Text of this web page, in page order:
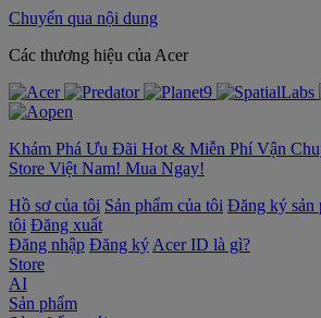
Chuyển qua nội dung
‌Các thương hiệu của Acer
Khám Phá Ưu Đãi Hot & Miễn Phí Vận
Store Việt Nam! Mua Ngay!
Hồ sơ của tôi Sản phẩm của tôi Đăng ký sản
tôi Đăng xuất
Đăng nhập Đăng ký Acer ID là gì?
Store
AI
Sản phẩm